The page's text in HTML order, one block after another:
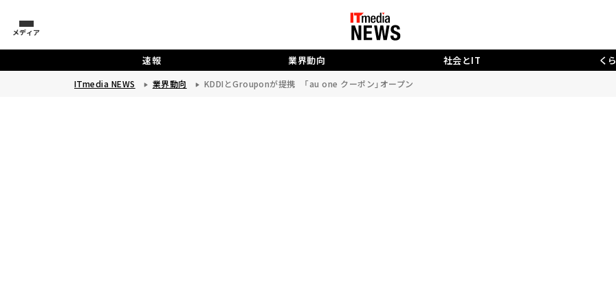
メディア
速報 業界動向 社会とIT く
ITmedia NEWS 業界動向 KDDIとGrouponが提携 「au one クーポン」オープン